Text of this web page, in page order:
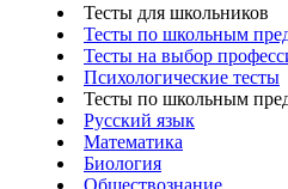
Тесты для школьников
Тесты по школьным
Тесты на выбор
Психологические тесты
Тесты по школьным
Русский язык
Математика
Биология
Обществознание